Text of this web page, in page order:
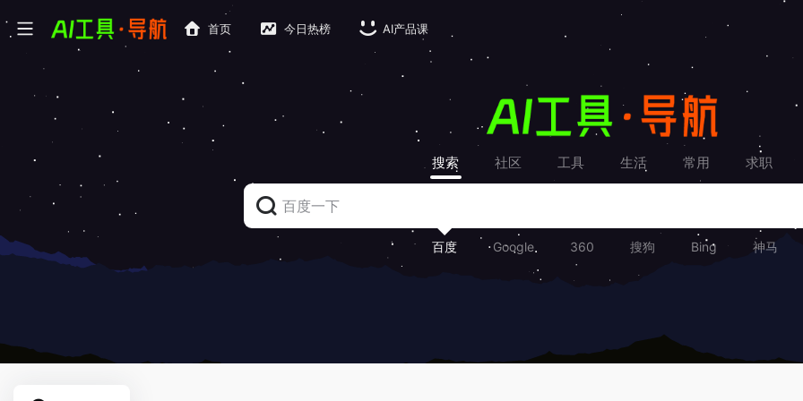
首页 今日热榜 AI产品课
搜索 社区 工具 生活 常用 求职
百度 Google 360 搜狗 Bing 神马